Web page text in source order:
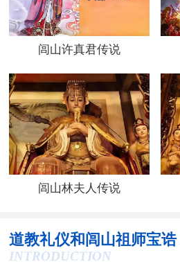
闾山许真君传说
闾山林夫人传说
道教礼仪和闾山祖师宝诰
INTRODUCTION